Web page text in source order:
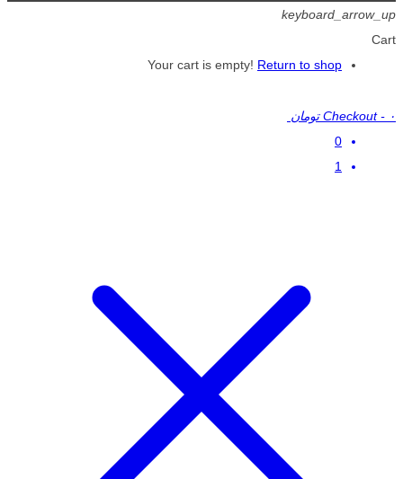
keyboard_arrow_up
Cart
Your cart is empty! Return to shop
Checkout - ۰ تومان
0
1